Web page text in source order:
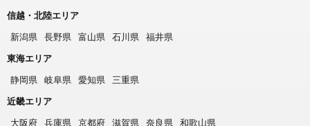
信越・北陸エリア
新潟県
長野県 富山県 石川県
福井県
東海エリア
静岡県
岐阜県 愛知県
三重県
近畿エリア
大阪府
兵庫県 京都府 滋賀県 奈良県
和歌山県